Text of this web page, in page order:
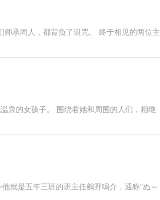
承同人，都背负了诅咒。 终于相见的两位主
泉的女孩子。 围绕着她和周围的人们，相继
就是五年三班的班主任鵺野鳴介，通称“ぬ～